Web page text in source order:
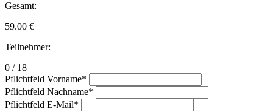
Gesamt:
59.00 €
Teilnehmer:
0 / 18
Pflichtfeld Vorname*
Pflichtfeld Nachname*
Pflichtfeld E-Mail*